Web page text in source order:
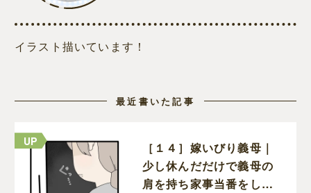
イラスト描いています！
最近書いた記事
［１４］嫁いびり義母｜
少し休んだだけで義母の
肩を持ち家事当番をしな